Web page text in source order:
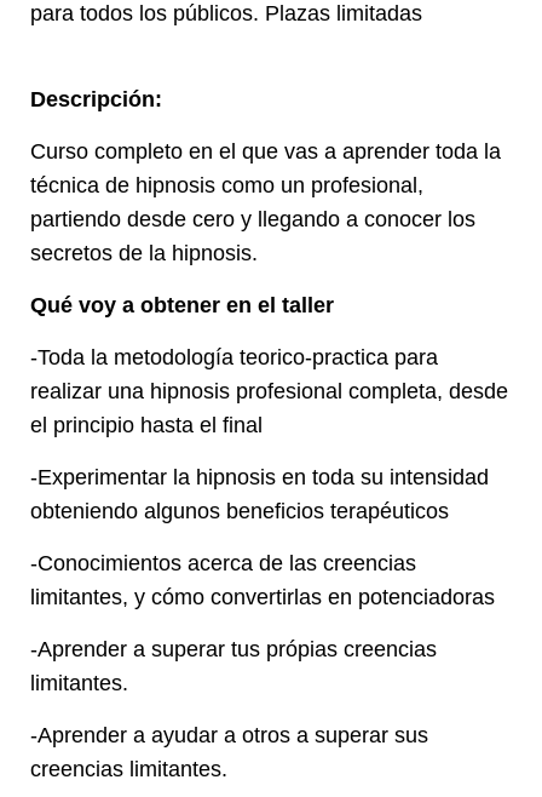
para todos los públicos. Plazas limitadas
Descripción:
Curso completo en el que vas a aprender toda la
técnica de hipnosis como un profesional,
partiendo desde cero y llegando a conocer los
secretos de la hipnosis.
Qué voy a obtener en el taller
-Toda la metodología teorico-practica para
realizar una hipnosis profesional completa, desde
el principio hasta el final
-Experimentar la hipnosis en toda su intensidad
obteniendo algunos beneficios terapéuticos
-Conocimientos acerca de las creencias
limitantes, y cómo convertirlas en potenciadoras
-Aprender a superar tus própias creencias
limitantes.
-Aprender a ayudar a otros a superar sus
creencias limitantes.